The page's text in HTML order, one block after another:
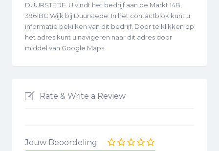
DUURSTEDE. U vindt het bedrijf aan de Markt 14B,
3961BC Wijk bij Duurstede. In het contactblok kunt u
informatie bekijken van dit bedrijf. Door te klikken op
het adres kunt u navigeren naar dit adres door
middel van Google Maps.
Rate & Write a Review
Jouw Beoordeling